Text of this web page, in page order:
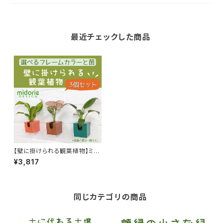
最近チェックした商品
【壁に掛けられる観葉植物】ミド
リエ 選べる苗とフレームカラ
ー３個セット ／コミドリ
¥3,817
同じカテゴリの商品